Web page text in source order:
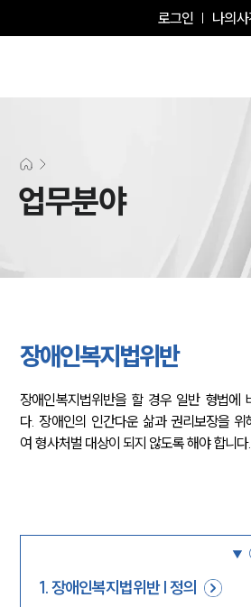
로그인 나의
업무분야
장애인복지법위반
장애인복지법위반을 할 경우 일반 형법에
다. 장애인의 인간다운 삶과 권리보장을
여 형사처벌 대상이 되지 않도록 해야 합니다.
1.장애인복지법위반 | 정의